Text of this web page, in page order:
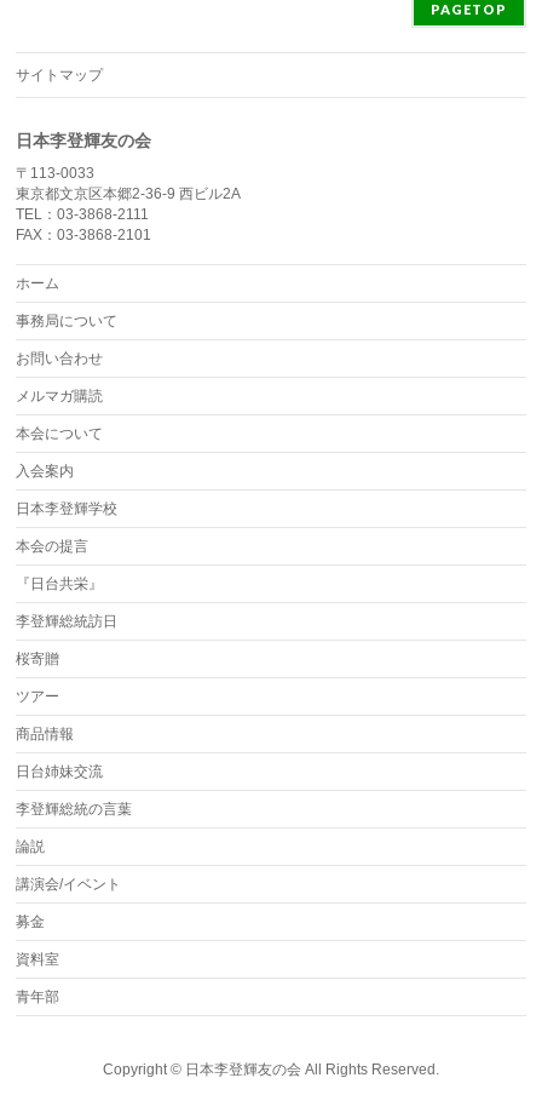
PAGETOP
サイトマップ
日本李登輝友の会
〒113-0033
東京都文京区本郷2-36-9 西ビル2A
TEL：03-3868-2111
FAX：03-3868-2101
ホーム
事務局について
お問い合わせ
メルマガ購読
本会について
入会案内
日本李登輝学校
本会の提言
『日台共栄』
李登輝総統訪日
桜寄贈
ツアー
商品情報
日台姉妹交流
李登輝総統の言葉
論説
講演会/イベント
募金
資料室
青年部
Copyright © 日本李登輝友の会All Rights Reserved.